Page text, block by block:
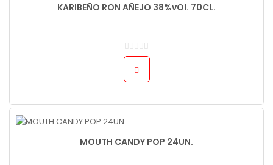
KARIBEÑO RON AÑEJO 38%vOl. 70CL.
MOUTH CANDY POP 24UN.